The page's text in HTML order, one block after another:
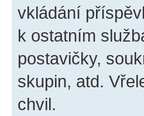
vkládání
k ostatním
postavičky,
skupin, atd.
chvil.